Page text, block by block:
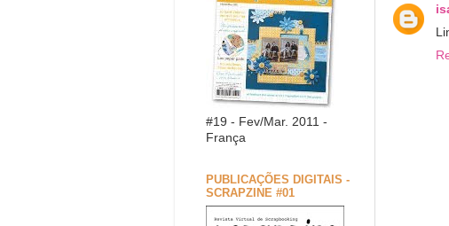
#19 - Fev/Mar. 2011 -
França
PUBLICAÇÕES DIGITAIS -
SCRAPZINE #01